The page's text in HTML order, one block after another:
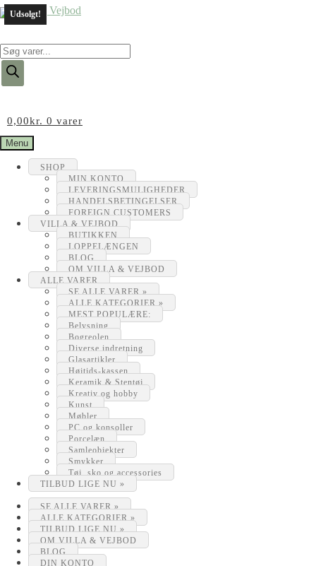
Products
search
0,00kr. 0 varer
Menu
SHOP
MIN KONTO
LEVERINGSMULIGHEDER
HANDELSBETINGELSER
FOREIGN CUSTOMERS
VILLA & VEJBOD
BUTIKKEN
LOPPELÆNGEN
BLOG
OM VILLA & VEJBOD
ALLE VARER
SE ALLE VARER »
ALLE KATEGORIER »
MEST POPULÆRE:
Belysning
Bogreolen
Diverse indretning
Glasartikler
Højtids-kassen
Keramik & Stentøj
Kreativ og hobby
Kunst
Møbler
PC og konsoller
Porcelæn
Samleobjekter
Smykker
Tøj, sko og accessories
TILBUD LIGE NU »
SE ALLE VARER »
ALLE KATEGORIER »
TILBUD LIGE NU »
OM VILLA & VEJBOD
BLOG
DIN KONTO
Udsolgt!